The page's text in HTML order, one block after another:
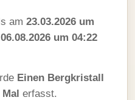
am 23.03.2026 um
06.08.2026 um 04:22
Einen Bergkristall
Mal erfasst.